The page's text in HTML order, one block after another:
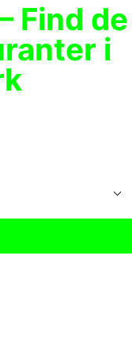
Find de
i